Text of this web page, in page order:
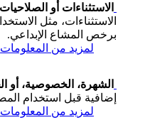
الاستثناءات أو الصلاحيات
الاستثناءات، مثل
برخص المشاع الإبداعي.
لمزيد من المعلومات
الشهرة، الخصوصية، أو
إضافية قبل استخدام
لمزيد من المعلومات